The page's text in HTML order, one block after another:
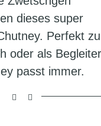
dieses super
Perfekt
oder als Begleiter
passt immer.